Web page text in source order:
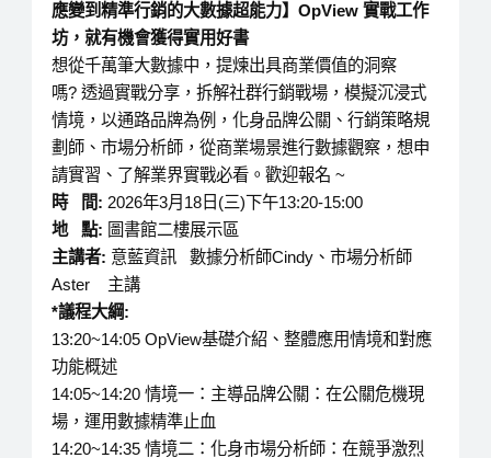
應變到精準行銷的大數據超能力】OpView 實戰工作
坊，就有機會獲得實用好書
想從千萬筆大數據中，提煉出具商業價值的洞察
嗎? 透過實戰分享，拆解社群行銷戰場，模擬沉浸式
情境，以通路品牌為例，化身品牌公關、行銷策略規
劃師、市場分析師，從商業場景進行數據觀察，想申
請實習、了解業界實戰必看。歡迎報名 ~
時 間: 2026年3月18日(三)下午13:20-15:00
地 點: 圖書館二樓展示區
主講者: 意藍資訊 數據分析師Cindy、市場分析師
Aster 主講
*議程大綱:
13:20~14:05 OpView基礎介紹、整體應用情境和對應
功能概述
14:05~14:20 情境一：主導品牌公關：在公關危機現
場，運用數據精準止血
14:20~14:35 情境二：化身市場分析師：在競爭激烈